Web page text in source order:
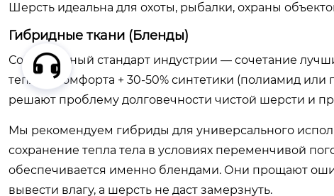
Шерсть идеальна для охоты, рыбалки, охраны
Гибридные ткани (Бленды)
Современный стандарт индустрии — сочетание
тепла и комфорта + 30-50% синтетики (полиамид или
решают проблему долговечности чистой шерсти и
Мы рекомендуем гибриды для универсального
сохранение тепла тела в условиях переменчивой
обеспечивается именно блендами. Они прощают
вывести влагу, а шерсть не даст замерзнуть.